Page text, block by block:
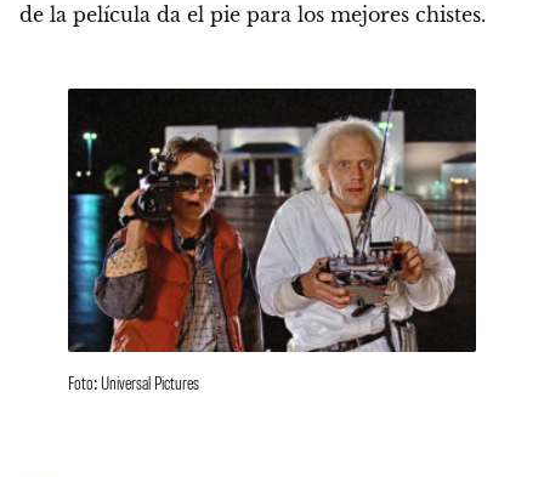
de la película da el pie para los mejores chistes.
Foto: Universal Pictures